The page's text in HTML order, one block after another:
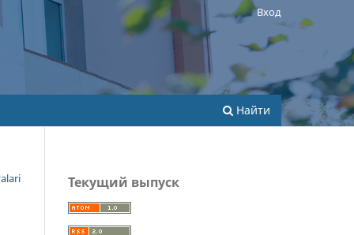
Найти
Вход
Текущий выпуск